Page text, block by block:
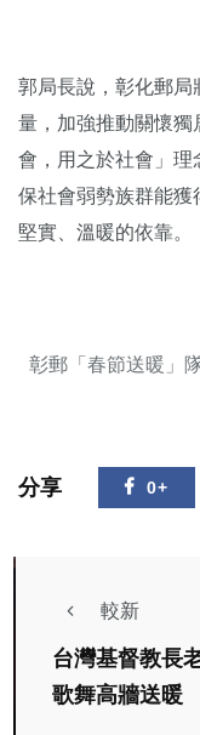
郭局長說，彰化郵局
量，加強推動關懷獨
會，用之於社會」理
保社會弱勢族群能獲
堅實、溫暖的依靠。
彰郵「春節送暖」
分享 0+
較新
台灣基督教長
歌舞高牆送暖